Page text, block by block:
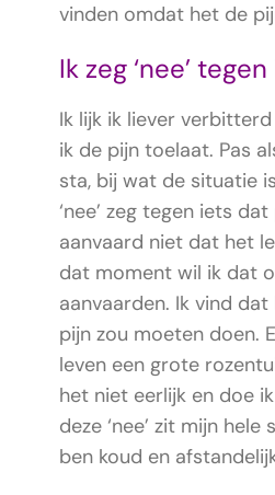
vinden omdat het de
Ik zeg ‘nee’
Ik lijk ik liever
ik de pijn toelaat. Pas
sta, bij wat de situatie
‘nee’ zeg tegen iets
aanvaard niet dat het
dat moment wil ik dat
aanvaarden. Ik vind
pijn zou moeten doen.
leven een grote
het niet eerlijk en doe
deze ‘nee’ zit mijn
ben koud en